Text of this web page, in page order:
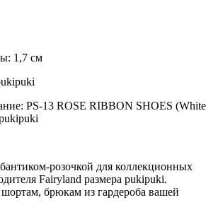
1,7 см
PS-13 ROSE RIBBON SHOES (White
розочкой для коллекционных
Fairyland размера pukipuki.
брюкам из гардероба вашей